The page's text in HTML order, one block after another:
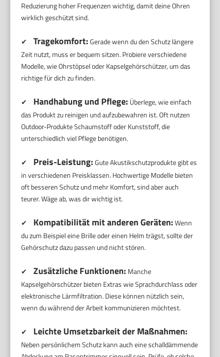
Reduzierung hoher Frequenzen wichtig, damit deine Ohren
wirklich geschützt sind.
✔ Tragekomfort:Gerade wenn du den Schutz längere
Zeit nutzt, muss er bequem sitzen. Probiere verschiedene
Modelle, wie Ohrstöpsel oder Kapselgehörschützer, um das
richtige für dich zu finden.
✔ Handhabung und Pflege: Überlege, wie einfach
das Produkt zu reinigen und aufzubewahren ist. Oft nutzen
Outdoor-Produkte Schaumstoff oder Kunststoff, die
unterschiedlich viel Pflege benötigen.
✔ Preis-Leistung:Gute Akustikschutzprodukte gibt es
in verschiedenen Preisklassen. Hochwertige Modelle bieten
oft besseren Schutz und mehr Komfort, sind aber auch
teurer. Wäge ab, was dir wichtig ist.
✔ Kompatibilität mit anderen Geräten:Wenn
du zum Beispiel eine Brille oder einen Helm trägst, sollte der
Gehörschutz dazu passen und nicht stören.
✔ Zusätzliche Funktionen: Manche
Kapselgehörschützer bieten Extras wie Sprachdurchlass oder
elektronische Lärmfiltration. Diese können nützlich sein,
wenn du während der Arbeit kommunizieren möchtest.
✔ Leichte Umsetzbarkeit der Maßnahmen:
Neben persönlichem Schutz kann auch eine schalldämmende